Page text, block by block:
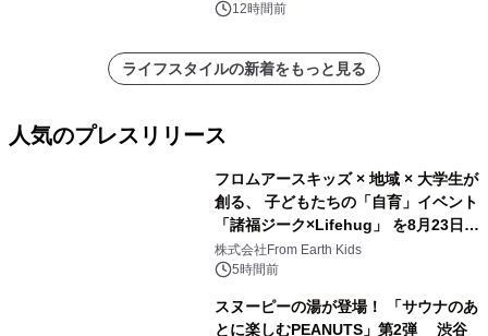
12時間前
ライフスタイルの新着をもっと見る
人気のプレスリリース
フロムアースキッズ × 地域 × 大学生が
創る、 子どもたちの「自育」イベント
「諸福ジーク×Lifehug」 を8月23日
(日)開催
株式会社From Earth Kids
5時間前
スヌーピーの湯が登場！ 「サウナのあ
とに楽しむPEANUTS」第2弾 渋谷